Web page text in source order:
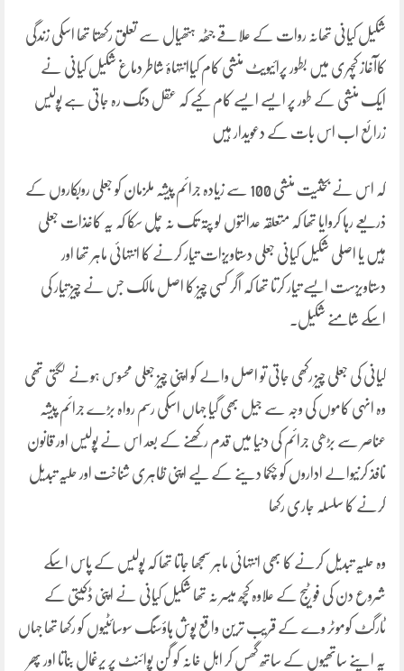
شکیل کیانی تھانہ روات کے علاقے جٹھہ ہتھیال سے تعلق رکھتا تھا اسکی زندگی
کاآغاز کچہری میں بطور پرائیویٹ منشی کام کیاانتہاۂ شاطر دماغ شکیل کیانی نے
ایک منشی کے طور پر ایسے ایسے کام کیے کہ عقل دنگ رہ جاتی ہے پولیس
زرائع اب اس بات کے دعویدار ہیں
کہ اس نے بحثیت منشی 100 سے زیادہ جرائم پیشہ ملزمان کو جعلی روبکاروں کے
ذریعے رہا کروایا تھا کہ متعلقہ عدالتوں لو پتہ تک نہ چل سکا کہ یہ کاغذات جعلی
ہیں یا اصلی شکیل کیانی جعلی دستاویزات تیار کرنے کا انتہائی ماہر تھا اور
دستاویزست ایسے تیار کرتا تھا کہ اگر کسی چیز کا اصل مالک جس نے چیز تیار کی
اسکے شامنے شکیل۔
کیانی کی جعلی چیز رکھی جاتی تو اصل والے کو اپنی چیز جعلی محسوس ہونے لگتی تھی
وہ انہی کاموں کی وجہ سے جیل بھی گیا جہاں اسکی رسم رواہ بڑے جرائم پیشہ
عناصر سے بڑھی جرائم کی دنیا میں قدم رکھنے کے بعد اس نے پولیس اور قانون
نافذ کرنیوالے اداروں کو چکما دینے کے لیے اپنی ظاہری شناخت اور حلیہ تبدیل
کرنے کا سلسلہ جاری رکھا
وہ حلیہ تبدیل کرنے کا بھی انتہائی ماہر سمجھا جاتا تھا کہ پولیس کے پاس اسکے
شروع دن کی فوٹیج کے علاوہ کچھ میسر نہ تھا شکیل کیانی نے اپنی ڈکیتی کے
ٹارگٹ کوموٹر وے کے قریب ترین واقع پوش ہاؤسنگ سوسائٹیوں کو رکھا تھا جہاں
یہ اپنے ساتھیوں کے ساتھ گھس کر اہل خانہ کو گن پوائنٹ پر یرغمال بناتا اور پھر